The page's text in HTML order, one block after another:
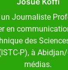
Journaliste
en
des
P), à
médias.